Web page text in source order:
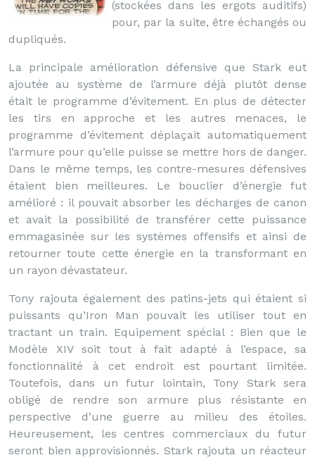
(stockées dans les ergots auditifs)
pour, par la suite, être échangés ou
dupliqués.
La principale amélioration défensive que Stark eut
ajoutée au système de l’armure déjà plutôt dense
était le programme d’évitement. En plus de détecter
les tirs en approche et les autres menaces, le
programme d’évitement déplaçait automatiquement
l’armure pour qu’elle puisse se mettre hors de danger.
Dans le même temps, les contre-mesures défensives
étaient bien meilleures. Le bouclier d’énergie fut
amélioré : il pouvait absorber les décharges de canon
et avait la possibilité de transférer cette puissance
emmagasinée sur les systèmes offensifs et ainsi de
retourner toute cette énergie en la transformant en
un rayon dévastateur.
Tony rajouta également des patins-jets qui étaient si
puissants qu’Iron Man pouvait les utiliser tout en
tractant un train. Equipement spécial : Bien que le
Modèle XIV soit tout à fait adapté à l’espace, sa
fonctionnalité à cet endroit est pourtant limitée.
Toutefois, dans un futur lointain, Tony Stark sera
obligé de rendre son armure plus résistante en
perspective d’une guerre au milieu des étoiles.
Heureusement, les centres commerciaux du futur
seront bien approvisionnés. Stark rajouta un réacteur